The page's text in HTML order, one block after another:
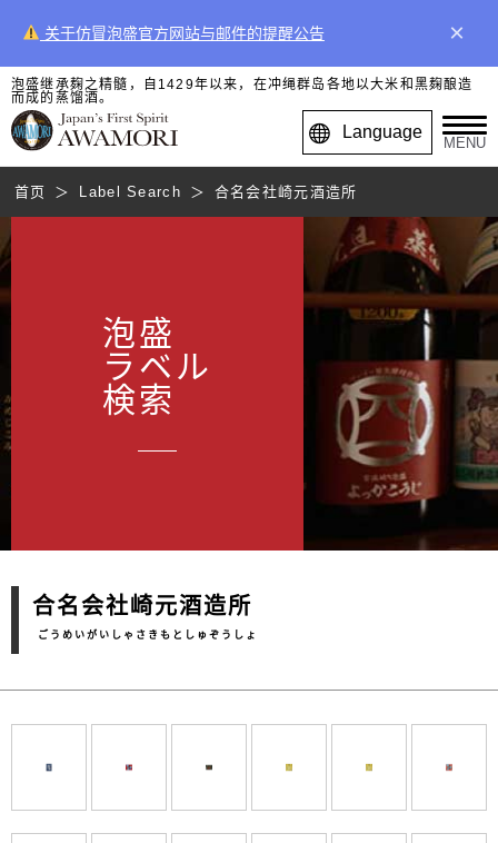
关于仿冒泡盛官方网站与邮件的提醒公告 ×
泡盛继承麹之精髓，自1429年以来，在冲绳群岛各地以大米和黑麹酿造
而成的蒸馏酒。
Language
MENU
首页 Label Search 合名会社崎元酒造所
泡盛
ラベル
検索
合名会社崎元酒造所
ごうめいがいしゃさきもとしゅぞうしょ